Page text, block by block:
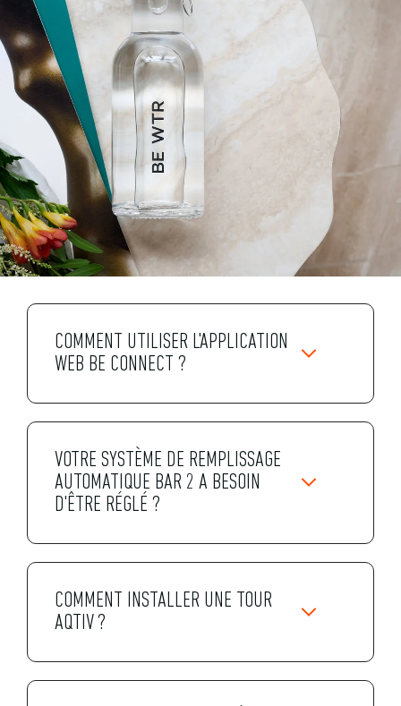
COMMENT UTILISER L'APPLICATION
WEB BE CONNECT ?
VOTRE SYSTÈME DE REMPLISSAGE
AUTOMATIQUE BAR 2 A BESOIN
D'ÊTRE RÉGLÉ ?
COMMENT INSTALLER UNE TOUR
AQTIV ?